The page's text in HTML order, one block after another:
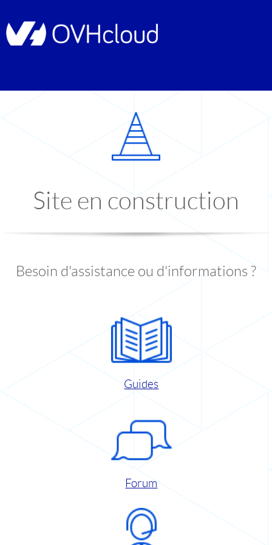
Site en construction
Besoin d'assistance ou d'informations ?
Guides
Forum